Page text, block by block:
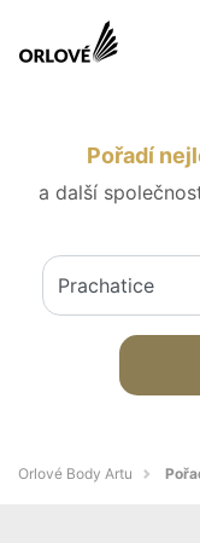
Pořadí
a další
Orlové Body Artu